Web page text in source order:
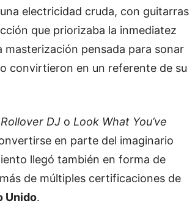
electricidad cruda, con guitarras
que priorizaba la inmediatez
pensada para sonar
convirtieron en un referente de su
Rollover DJ o Look What You’ve
en parte del imaginario
llegó también en forma de
de múltiples certificaciones de
Unido.